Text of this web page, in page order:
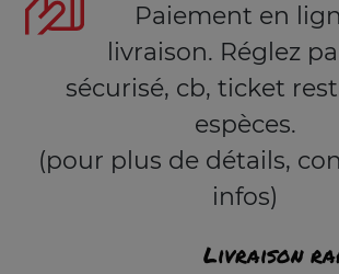
Paiement en
livraison. Réglez
sécurisé, cb, ticket
espèces.
(pour plus de détails,
infos)
Livraison